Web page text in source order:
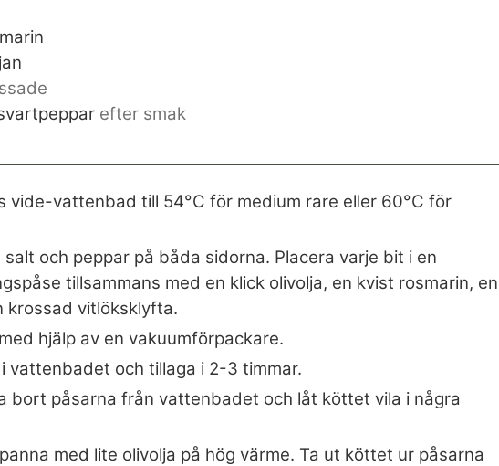
efter smak
vide-vattenbad till 54°C för medium rare eller 60°C för
och peppar på båda sidorna. Placera varje bit i en
tillsammans med en klick olivolja, en kvist rosmarin, en
krossad vitlöksklyfta.
hjälp av en vakuumförpackare.
vattenbadet och tillaga i 2-3 timmar.
bort påsarna från vattenbadet och låt köttet vila i några
med lite olivolja på hög värme. Ta ut köttet ur påsarna